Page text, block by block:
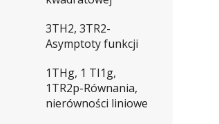
3TH2, 3TR2-
Asymptoty funkcji
1THg, 1 TI1g,
1TR2p-Równania,
nierówności liniowe